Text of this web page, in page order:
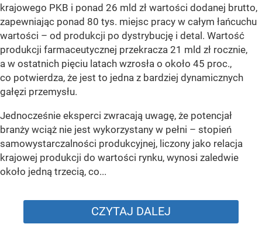
krajowego PKB i ponad 26 mld zł wartości dodanej brutto,
zapewniając ponad 80 tys. miejsc pracy w całym łańcuchu
wartości – od produkcji po dystrybucję i detal. Wartość
produkcji farmaceutycznej przekracza 21 mld zł rocznie,
a w ostatnich pięciu latach wzrosła o około 45 proc.,
co potwierdza, że jest to jedna z bardziej dynamicznych
gałęzi przemysłu.
Jednocześnie eksperci zwracają uwagę, że potencjał
branży wciąż nie jest wykorzystany w pełni – stopień
samowystarczalności produkcyjnej, liczony jako relacja
krajowej produkcji do wartości rynku, wynosi zaledwie
około jedną trzecią, co...
CZYTAJ DALEJ